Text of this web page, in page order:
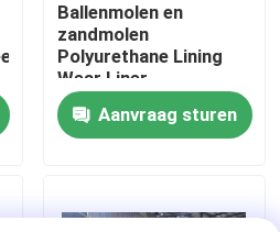
Ballenmolen en
zandmolen
Polyurethane Lining
Wear Liner
Aanvraag sturen